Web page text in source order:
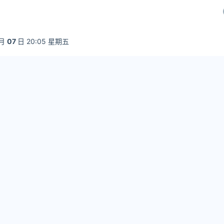
07 日 20:05 星期五